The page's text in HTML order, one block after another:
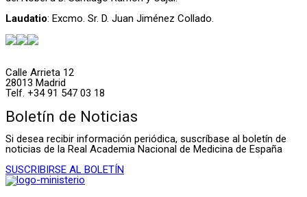
Laudatio: Excmo. Sr. D. Juan Jiménez Collado.
Calle Arrieta 12
28013 Madrid
Telf. +34 91 547 03 18
Boletín de Noticias
Si desea recibir información periódica, suscríbase al boletín de
noticias de la Real Academia Nacional de Medicina de España
SUSCRIBIRSE AL BOLETÍN